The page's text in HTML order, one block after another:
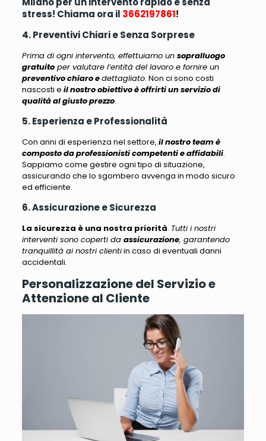
stress! Chiama ora il 3662197861!
4. Preventivi Chiari e Senza Sorprese
Prima di ogni intervento, effettuiamo un sopralluogo
gratuitoper valutare l’entità del lavoro e fornire un
preventivo chiaro edettagliato. Non ci sono costi
nascosti e il nostro obiettivo è offrirti un servizio di
qualità al giusto prezzo.
5. Esperienza e Professionalità
Con anni di esperienza nel settore, il nostro team è
composto da professionisti competenti e affidabili.
Sappiamo come gestire ogni tipo di situazione,
assicurando che lo sgombero avvenga in modo sicuro
ed efficiente.
6. Assicurazione e Sicurezza
La sicurezza è una nostra priorità. Tutti i nostri
interventi sono coperti da assicurazione, garantendo
tranquillità ai nostri clientiin caso di eventuali danni
accidentali.
Personalizzazione del Servizio e
Attenzione al Cliente